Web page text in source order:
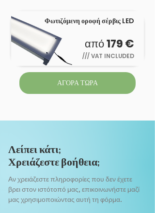
Φωτιζόμενη οροφή σέρβις LED
από179 €
///VAT INCLUDED
ΑΓΟΡΑ ΤΩΡΑ
Λείπει κάτι;
Χρειάζεστε βοήθεια;
Αν χρειάζεστε πληροφορίες που δεν έχετε
βρει στον ιστότοπό μας, επικοινωνήστε μαζί
μας χρησιμοποιώντας αυτή τη φόρμα.